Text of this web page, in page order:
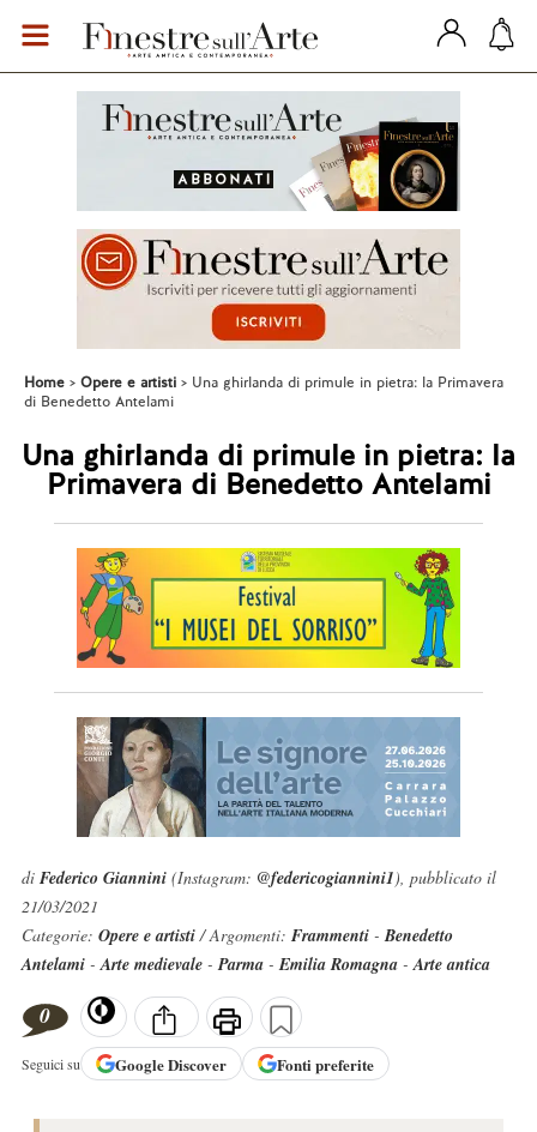
Home Opere e artisti
Una ghirlanda di primule in pietra: la Primavera
di Benedetto Antelami
Una ghirlanda di primule in pietra: la
Primavera di Benedetto Antelami
di Federico Giannini(Instagram: @federicogiannini1), pubblicato il
21/03/2021
Categorie: Opere e artisti/ Argomenti: Frammenti-Benedetto
Antelami-Arte medievale-Parma-Emilia Romagna-Arte antica
0
Seguici su GoogleDiscover Fonti preferite